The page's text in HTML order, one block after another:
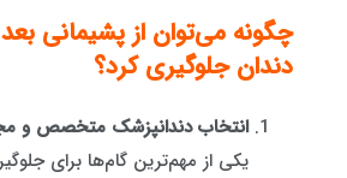
چگونه می‌توان از پشیمانی
دندان جلوگیری کرد؟
انتخاب دندانپزشک متخصص و
یکی از مهم‌ترین گام‌ها برای